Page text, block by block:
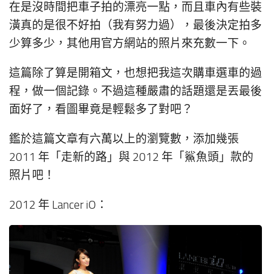
在是沒時間把車子拍的漂亮一點，而且車內有些裝
潢真的是很不好拍（我有努力過），最後決定拍多
少算多少，其他用官方網站的照片來充數一下。
這篇除了算是開箱文，也想把我這次購車選車的過
程，做一個記錄。不過這種嚴肅的話題還是丟最後
面好了，看圖畢竟是輕鬆多了對吧？
鑑於這篇文章有六萬以上的瀏覽數，添加幾張
2011 年「走新的路」與 2012 年「鯊魚頭」款的
照片吧！
2012 年 Lancer iO：